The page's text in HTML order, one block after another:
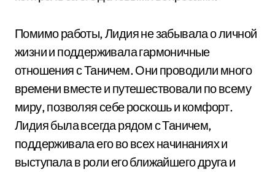
Помимо работы, Лидия не забывала о личной
жизни и поддерживала гармоничные
отношения с Таничем. Они проводили много
времени вместе и путешествовали по всему
миру, позволяя себе роскошь и комфорт.
Лидия была всегда рядом с Таничем,
поддерживала его во всех начинаниях и
выступала в роли его ближайшего друга и